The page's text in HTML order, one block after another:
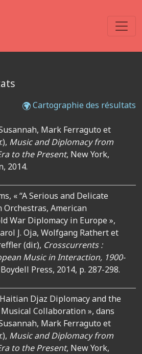
Cartographie des résultats
Mark Ferraguto et
Music and Diplomacy from
to the Present, New York,
2014.
« “A Serious and Delicate
Orchestras, American
War Diplomacy in Europe »,
J. Oja, Wolfgang Rathert et
(dir.), Crosscurrents :
Music in Interaction, 1900-
Press, 2014, p. 287-298.
Djaz Diplomacy and the
Collaboration », dans
Mark Ferraguto et
Music and Diplomacy from
to the Present, New York,